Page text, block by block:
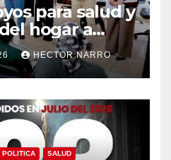
para salud y
hogar a
San Lucas
HECTOR NARRO
POLITICA SALUD